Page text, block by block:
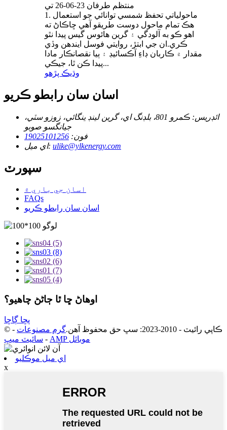
منتظم طرفان 23-06-26 تي
1. ماحولياتي تحفظ شمسي توانائي جو استعمال
هڪ تمام ماحول دوست طريقو آهي ڇاڪاڻ ته
اهو ڪو به آلودگي ۽ گرين هائوس گيس پيدا نٿو
ڪري.ان جي ابتڙ، روايتي فوسل ايندھن وڏي
مقدار ۾ ڪاربان ڊاءِ آڪسائيڊ ۽ ٻيا نقصانڪار مادا
پيدا ڪن ٿا، جيڪي...
وڌيڪ پڙهو
اسان سان رابطو ڪريو
ائڊريس:
ڪمرو 801، بلڊنگ اي، گرين لينڊ ينگائي، زوزو سٽي،
جيانگسو صوبو
فون: 19025101256
اي ميل: ulike@ylkenergy.com
سپورٽ
اسان جي باري ۾
FAQs
اسان سان رابطو ڪريو
اوهاڻ ڇا ٿا ڄاڻڻ چاهيو؟
پڇا ڳاڇا
© ڪاپي رائيٽ - 2010-2023: سڀ حق محفوظ آهن.
گرم مصنوعات -
سائيٽ ميپ - AMP موبائل
اي ميل موڪليو
x